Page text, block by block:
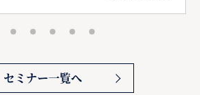
セミナー一覧へ